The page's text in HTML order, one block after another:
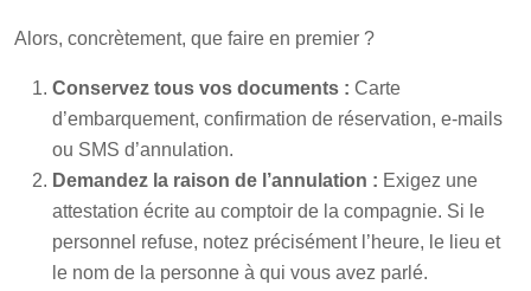
Alors, concrètement, que faire en premier ?
Conservez tous vos documents : Carte
d’embarquement, confirmation de réservation, e-mails
ou SMS d’annulation.
Demandez la raison de l’annulation : Exigez une
attestation écrite au comptoir de la compagnie. Si le
personnel refuse, notez précisément l’heure, le lieu et
le nom de la personne à qui vous avez parlé.